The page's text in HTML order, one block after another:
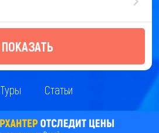
ПОКАЗАТЬ
Туры Статьи